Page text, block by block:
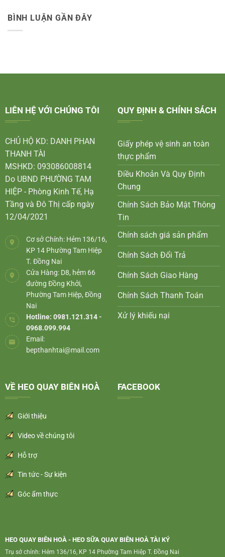
BÌNH LUẬN GẦN ĐÂY
LIÊN HỆ VỚI CHÚNG TÔI
CHỦ HỘ KD: DANH PHAN
THANH TÀI
MSHKD: 093086008814
Do UBND PHƯỜNG TAM
HIỆP - Phòng Kinh Tế, Hạ
Tầng và Đô Thị cấp ngày
12/04/2021
Cơ sở Chính: Hẻm 136/16,
KP 14 Phường Tam Hiệp
T. Đồng Nai
Cửa Hàng: D8, hẻm 66
đường Đồng Khởi,
Phường Tam Hiệp, Đồng
Nai
Hotline: 0981.121.314 -
0968.099.994
Email:
bepthanhtai@mail.com
QUY ĐỊNH & CHÍNH SÁCH
Giấy phép vệ sinh an toàn
thực phẩm
Điều Khoản Và Quy Định
Chung
Chính Sách Bảo Mật Thông
Tin
Chính sách giá sản phẩm
Chính Sách Đổi Trả
Chính Sách Giao Hàng
Chính Sách Thanh Toán
Xử lý khiếu nại
VỀ HEO QUAY BIÊN HOÀ
Giới thiệu
Video về chúng tôi
Hỗ trợ
Tin tức - Sự kiện
Góc ẩm thực
FACEBOOK
HEO QUAY BIÊN HOÀ - HEO SỮA QUAY BIÊN HOÀ TÀI KÝ
Trụ sở chính: Hẻm 136/16, KP 14 Phường Tam Hiệp T. Đồng Nai